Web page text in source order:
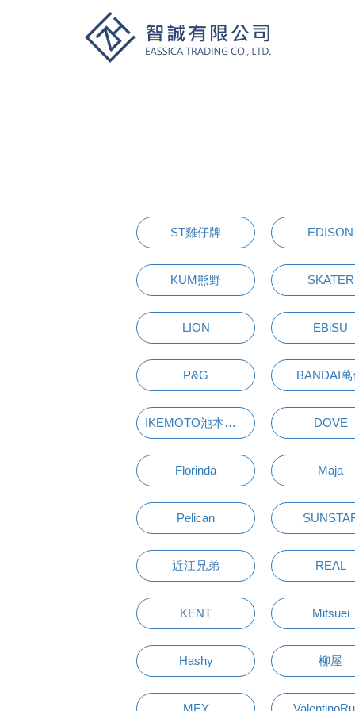
ST雞仔牌 EDISON
KUM熊野 SKATER
LION EBiSU
P&G BANDAI萬
IKEMOTO池本刷子 DOVE
Florinda Maja
Pelican
近江兄弟 REAL
KENT Mitsuei
Hashy 柳屋
MEY